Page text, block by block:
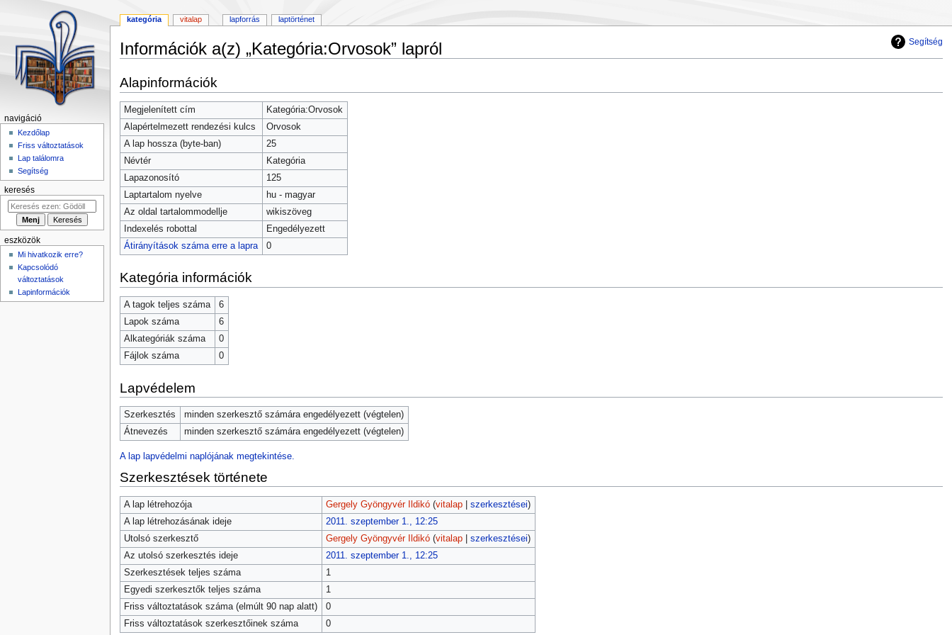
Segítség
Információk a(z) „Kategória:Orvosok” lapról
a
navigációhoz
a
kereséshez
Alapinformációk
Megjelenített cím
Kategória:Orvosok
Alapértelmezett rendezési kulcs
Orvosok
A lap hossza (byte-ban)
25
Névtér
Kategória
Lapazonosító
125
Laptartalom nyelve
hu - magyar
Az oldal tartalommodellje
wikiszöveg
Indexelés robottal
Engedélyezett
Átirányítások száma erre a lapra
0
Kategória információk
A tagok teljes száma
6
Lapok száma
6
Alkategóriák száma
0
Fájlok száma
0
Lapvédelem
Szerkesztés
minden szerkesztő számára engedélyezett (végtelen)
Átnevezés
minden szerkesztő számára engedélyezett (végtelen)
A lap lapvédelmi naplójának megtekintése.
Szerkesztések története
A lap létrehozója Gergely Gyöngyvér Ildikó (vitalap| szerkesztései)
A lap létrehozásának ideje
2011. szeptember 1., 12:25
Utolsó szerkesztő
Gergely Gyöngyvér Ildikó (vitalap| szerkesztései)
Az utolsó szerkesztés ideje
2011. szeptember 1., 12:25
Szerkesztések teljes száma
1
Egyedi szerkesztők teljes száma
1
Friss változtatások száma (elmúlt 90 nap alatt)
0
Friss változtatások szerkesztőinek száma
0
kategória vitalap lapforrás laptörténet
navigáció
Kezdőlap
Friss változtatások
Lap találomra
Segítség
keresés
eszközök
Mi hivatkozik erre?
Kapcsolódó
változtatások
Lapinformációk